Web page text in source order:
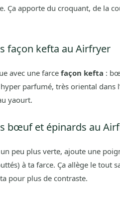
Ça apporte du croquant, de la
façon kefta au Airfryer
avec une farce façon kefta :
hyper parfumé, très oriental
yaourt.
bœuf et épinards au
peu plus verte, ajoute une
à ta farce. Ça allège le tout
pour plus de contraste.